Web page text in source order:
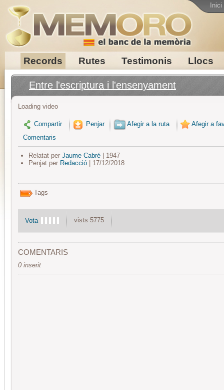
Records Rutes Testimonis Llocs
Inici
Entre l'escriptura i l'ensenyament
Loading video
Compartir Penjar Afegir a la ruta
Afegir a
Comentaris
Relatat per Jaume Cabré| 1947
Penjat per Redacció| 17/12/2018
Tags
Vota vists 5775
COMENTARIS
0 inserit